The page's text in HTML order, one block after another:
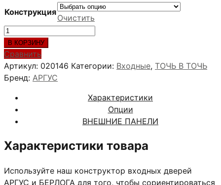
Конструкция
Очистить
Количество
товара
ТРЕВОР
В КОРЗИНУ
Сравнить
Артикул: 020146 Категории: Входные, ТОЧЬ В ТОЧЬ
Бренд: АРГУС
Характеристики
Опции
ВНЕШНИЕ ПАНЕЛИ
Характеристики товара
Используйте наш конструктор входных дверей
АРГУС и БЕРЛОГА для того, чтобы сориентироваться